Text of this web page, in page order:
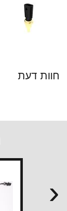
חוות דעת
‹